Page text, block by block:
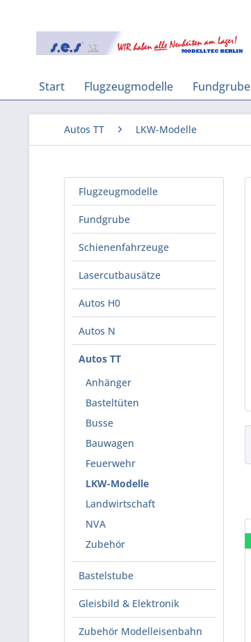
Start Flugzeugmodelle Fundgrube
Autos TT LKW-Modelle
Flugzeugmodelle
Fundgrube
Schienenfahrzeuge
Lasercutbausätze
Autos H0
Autos N
Autos TT
Anhänger
Basteltüten
Busse
Bauwagen
Feuerwehr
LKW-Modelle
Landwirtschaft
NVA
Zubehör
Bastelstube
Gleisbild & Elektronik
Zubehör Modelleisenbahn